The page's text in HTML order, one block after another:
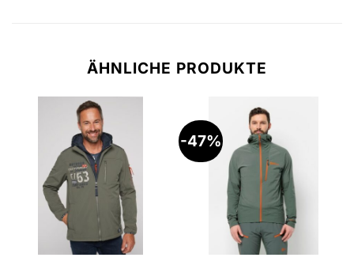
ÄHNLICHE PRODUKTE
-47%